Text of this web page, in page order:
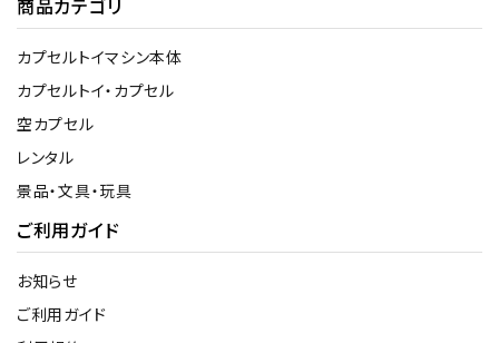
商品カテゴリ
カプセルトイマシン本体
カプセルトイ・カプセル
空カプセル
レンタル
景品・文具・玩具
ご利用ガイド
お知らせ
ご利用ガイド